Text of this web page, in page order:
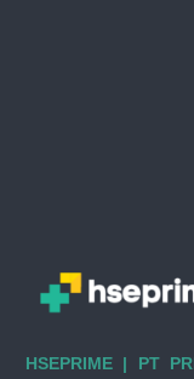
HSEPRIME | PT